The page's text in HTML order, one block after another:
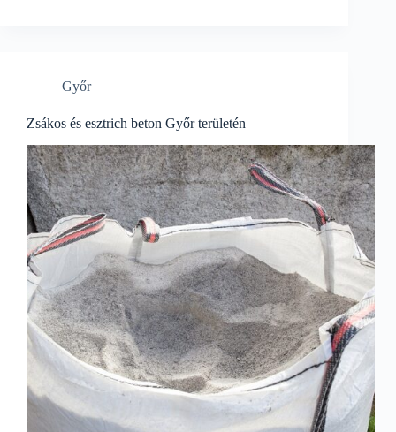
Győr
Zsákos és esztrich beton Győr területén